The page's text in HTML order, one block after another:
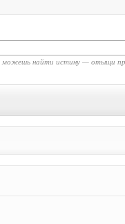
можешь найти истину — отыщи